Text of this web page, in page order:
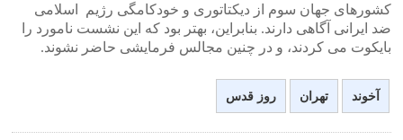
کشورهای جهان سوم از دیکتاتوری و خودکامگی رژیم اسلامی
ضد ایرانی آگاهی دارند. بنابراین، بهتر بود که این نشست نامورد را
بایکوت می کردند، و در چنین مجالس فرمایشی حاضر نشوند.
آخوند تهران روز قدس